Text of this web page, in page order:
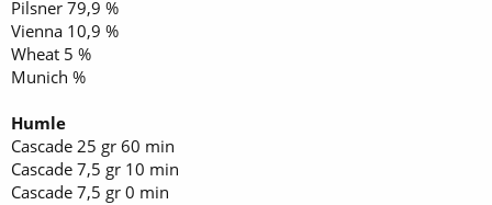
Pilsner 79,9 %
Vienna 10,9 %
Wheat 5 %
Munich %
Humle
Cascade 25 gr 60 min
Cascade 7,5 gr 10 min
Cascade 7,5 gr 0 min